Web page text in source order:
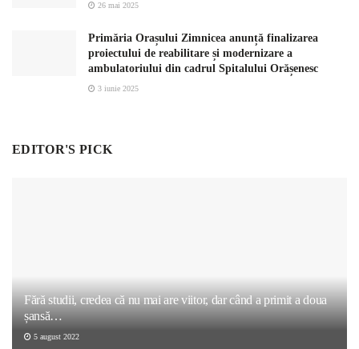
26 mai 2025
Primăria Orașului Zimnicea anunță finalizarea
proiectului de reabilitare și modernizare a
ambulatoriului din cadrul Spitalului Orășenesc
3 iunie 2025
EDITOR'S PICK
Fără studii, credea că nu mai are viitor, dar când a primit a doua
șansă…
5 august 2022